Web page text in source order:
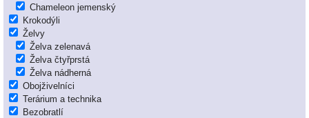
Chameleon jemenský
Krokodýli
Želvy
Želva zelenavá
Želva čtyřprstá
Želva nádherná
Obojživelníci
Terárium a technika
Bezobratlí